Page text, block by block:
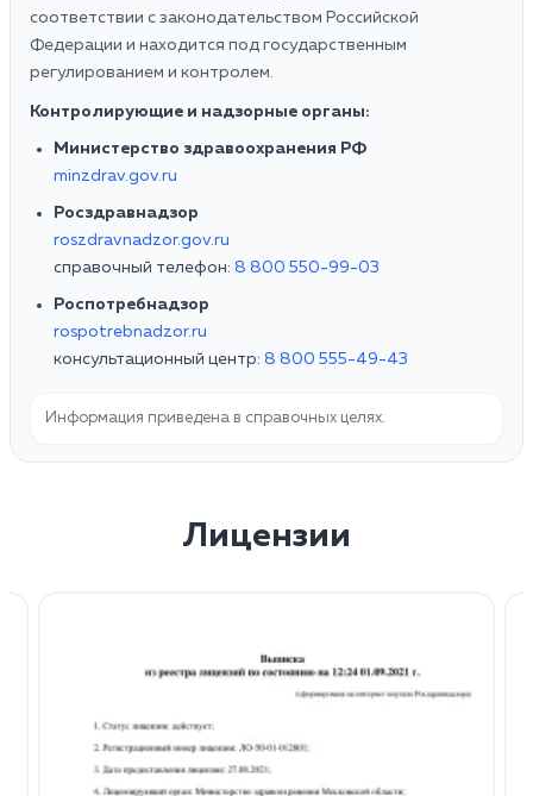
соответствии с законодательством Российской
Федерации и находится под государственным
регулированием и контролем.
Контролирующие и надзорные органы:
Министерство здравоохранения РФ
minzdrav.gov.ru
Росздравнадзор
roszdravnadzor.gov.ru
справочный телефон: 8 800 550-99-03
Роспотребнадзор
rospotrebnadzor.ru
консультационный центр: 8 800 555-49-43
Информация приведена в справочных целях.
Лицензии